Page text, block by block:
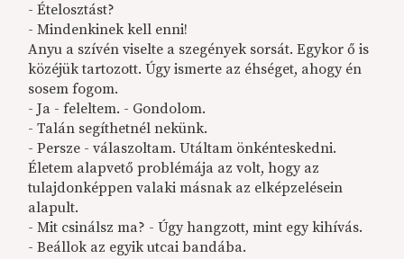
- Ételosztást?
- Mindenkinek kell enni!
Anyu a szívén viselte a szegények sorsát. Egykor ő is
közéjük tartozott. Úgy ismerte az éhséget, ahogy én
sosem fogom.
- Ja - feleltem. - Gondolom.
- Talán segíthetnél nekünk.
- Persze - válaszoltam. Utáltam önkénteskedni.
Életem alapvető problémája az volt, hogy az
tulajdonképpen valaki másnak az elképzelésein
alapult.
- Mit csinálsz ma? - Úgy hangzott, mint egy kihívás.
- Beállok az egyik utcai bandába.